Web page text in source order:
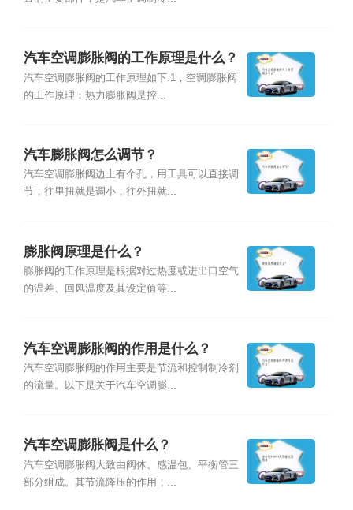
汽车空调膨胀阀的工作原理是什么？
汽车空调膨胀阀的工作原理如下:1，空调膨胀阀
的工作原理：热力膨胀阀是控...
汽车膨胀阀怎么调节？
汽车空调膨胀阀边上有个孔，用工具可以直接调
节，往里扭就是调小，往外扭就...
膨胀阀原理是什么？
膨胀阀的工作原理是根据对过热度或进出口空气
的温差、回风温度及其设定值等...
汽车空调膨胀阀的作用是什么？
汽车空调膨胀阀的作用主要是节流和控制制冷剂
的流量。以下是关于汽车空调膨...
汽车空调膨胀阀是什么？
汽车空调膨胀阀大致由阀体、感温包、平衡管三
部分组成。其节流降压的作用，...